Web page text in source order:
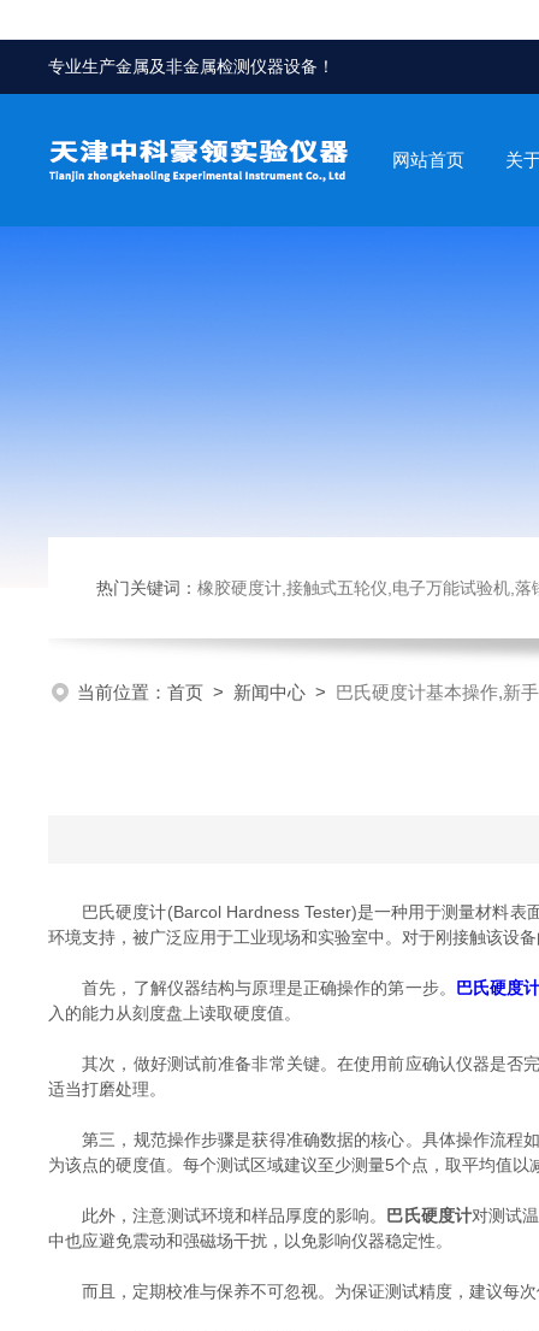
专业生产金属及非金属检测仪器设备！
网站首页 关
热门关键词： 橡胶硬度计,接触式五轮仪,电子万能试验机,落锤冲击试验机,数显
当前位置： 首页 > 新闻中心 > 巴氏硬度计基本操作,新
巴氏硬度计(Barcol Hardness Tester)是一种用于测量材料表
环境支持，被广泛应用于工业现场和实验室中。对于刚接触该设
首先，了解仪器结构与原理是正确操作的第一步。
巴氏硬度
入的能力从刻度盘上读取硬度值。
其次，做好测试前准备非常关键。在使用前应确认仪器是否完
适当打磨处理。
第三，规范操作步骤是获得准确数据的核心。具体操作流程如
为该点的硬度值。每个测试区域建议至少测量5个点，取平均值以
此外，注意测试环境和样品厚度的影响。 巴氏硬度计对测试
中也应避免震动和强磁场干扰，以免影响仪器稳定性。
而且，定期校准与保养不可忽视。为保证测试精度，建议每次